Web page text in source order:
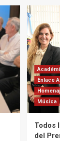
Enlace
Música
Todos
del